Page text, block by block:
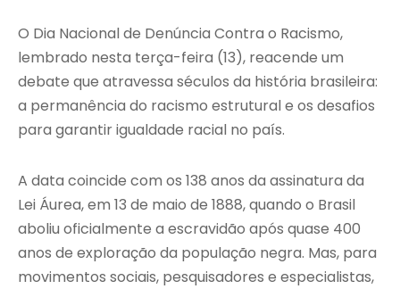
O Dia Nacional de Denúncia Contra o Racismo,
lembrado nesta terça-feira (13), reacende um
debate que atravessa séculos da história brasileira:
a permanência do racismo estrutural e os desafios
para garantir igualdade racial no país.
A data coincide com os 138 anos da assinatura da
Lei Áurea, em 13 de maio de 1888, quando o Brasil
aboliu oficialmente a escravidão após quase 400
anos de exploração da população negra. Mas, para
movimentos sociais, pesquisadores e especialistas,